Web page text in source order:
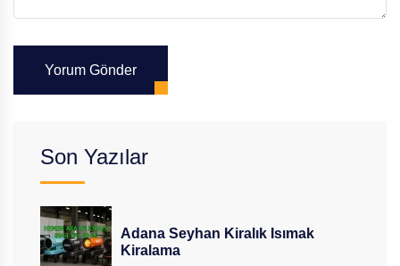
Yorum Gönder
Son Yazılar
Adana Seyhan Kiralık Isımak
Kiralama